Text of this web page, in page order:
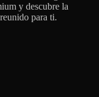
y descubre la
para ti.